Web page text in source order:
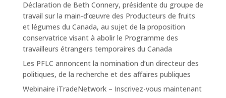
Déclaration de Beth Connery, présidente du groupe de
travail sur la main-d’œuvre des Producteurs de fruits
et légumes du Canada, au sujet de la proposition
conservatrice visant à abolir le Programme des
travailleurs étrangers temporaires du Canada
Les PFLC annoncent la nomination d’un directeur des
politiques, de la recherche et des affaires publiques
Webinaire iTradeNetwork – Inscrivez-vous maintenant